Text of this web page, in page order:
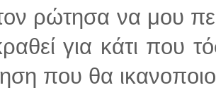
ρώτησα να μου
για κάτι που
που θα